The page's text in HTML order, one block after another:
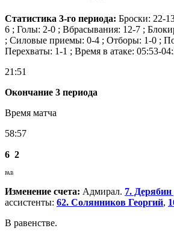
Статистика 3-го периода: Броски: 22-
6 ; Голы: 2-0 ; Вбрасывания: 12-7 ;
; Силовые приемы: 0-4 ; Отборы: 1-0 ;
Перехваты: 1-1 ; Время в атаке: 05:53-
21:51
Окончание 3 периода
Время матча
58:57
6 2
РАВ
Изменение счета: Адмирал. 7.
ассистенты: 62. Солянников Георгий,
В равенстве.